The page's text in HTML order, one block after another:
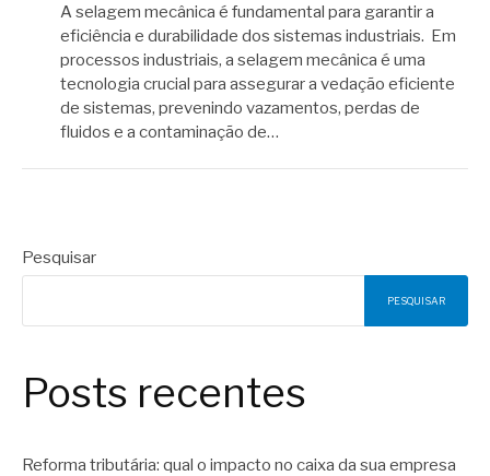
A selagem mecânica é fundamental para garantir a
eficiência e durabilidade dos sistemas industriais. Em
processos industriais, a selagem mecânica é uma
tecnologia crucial para assegurar a vedação eficiente
de sistemas, prevenindo vazamentos, perdas de
fluidos e a contaminação de…
Pesquisar
PESQUISAR
Posts recentes
Reforma tributária: qual o impacto no caixa da sua empresa